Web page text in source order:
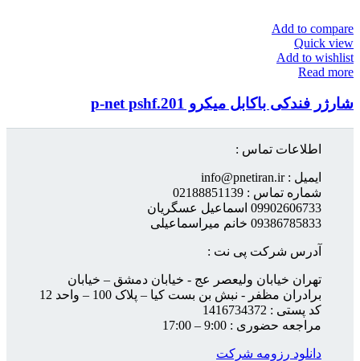
Add to compare
Quick view
Add to wishlist
Read more
شارژر فندکی باکابل میکرو p-net pshf.201
اطلاعات تماس :
ایمیل : info@pnetiran.ir
شماره تماس : 02188851139
09902606733 اسماعیل عسگریان
09386785833 خانم میراسماعیلی
آدرس شرکت پی نت :
تهران خیابان ولیعصر عج - خیابان دمشق – خیابان
برادران مظفر - نبش بن بست کیا – پلاک 100 – واحد 12
کد پستی : 1416734372
مراجعه حضوری : 9:00 – 17:00
دانلود رزومه شرکت